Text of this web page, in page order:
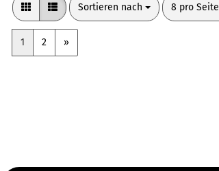
Sortieren nach
Sortieren nach 8 pro Seite
pro Seite
1 2 »